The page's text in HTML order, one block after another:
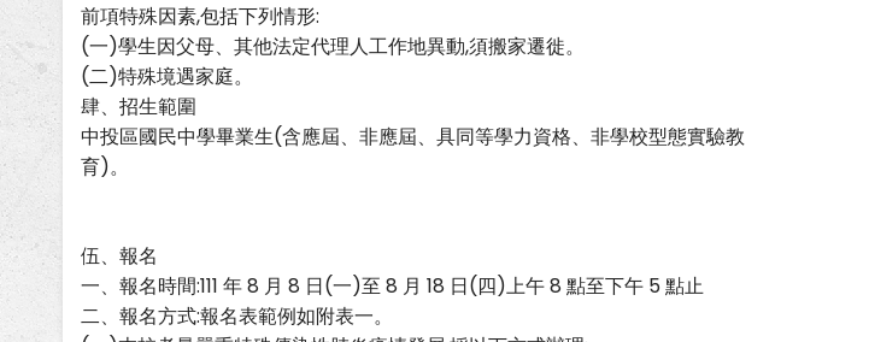
前項特殊因素,包括下列情形:
(一)學生因父母、其他法定代理人工作地異動,須搬家遷徙。
(二)特殊境遇家庭。
肆、招生範圍
中投區國民中學畢業生(含應屆、非應屆、具同等學力資格、非學校型態實驗教
育)。
伍、報名
一、報名時間:111 年 8 月 8 日(一)至 8 月 18 日(四)上午 8 點至下午 5 點止
二、報名方式:報名表範例如附表一。